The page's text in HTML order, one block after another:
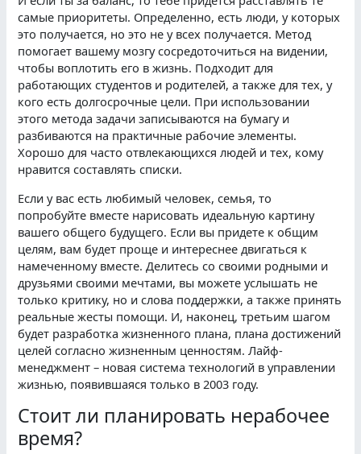
самые приоритеты. Определенно, есть люди, у которых
это получается, но это не у всех получается. Метод
помогает вашему мозгу сосредоточиться на видении,
чтобы воплотить его в жизнь. Подходит для
работающих студентов и родителей, а также для тех, у
кого есть долгосрочные цели. При использовании
этого метода задачи записываются на бумагу и
разбиваются на практичные рабочие элементы.
Хорошо для часто отвлекающихся людей и тех, кому
нравится составлять списки.
Если у вас есть любимый человек, семья, то
попробуйте вместе нарисовать идеальную картину
вашего общего будущего. Если вы придете к общим
целям, вам будет проще и интереснее двигаться к
намеченному вместе. Делитесь со своими родными и
друзьями своими мечтами, вы можете услышать не
только критику, но и слова поддержки, а также принять
реальные жесты помощи. И, наконец, третьим шагом
будет разработка жизненного плана, плана достижений
целей согласно жизненным ценностям. Лайф-
менеджмент – новая система технологий в управлении
жизнью, появившаяся только в 2003 году.
Стоит ли планировать нерабочее
время?